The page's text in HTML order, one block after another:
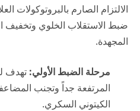
الالتزام الصارم بالبروتوكولات
ضبط الاستقلاب الخلوي وتخفيف
المجهدة.
مرحلة الضبط الأولي: تهدف
المرتفعة جداً وتجنب
الكيتوني السكري.